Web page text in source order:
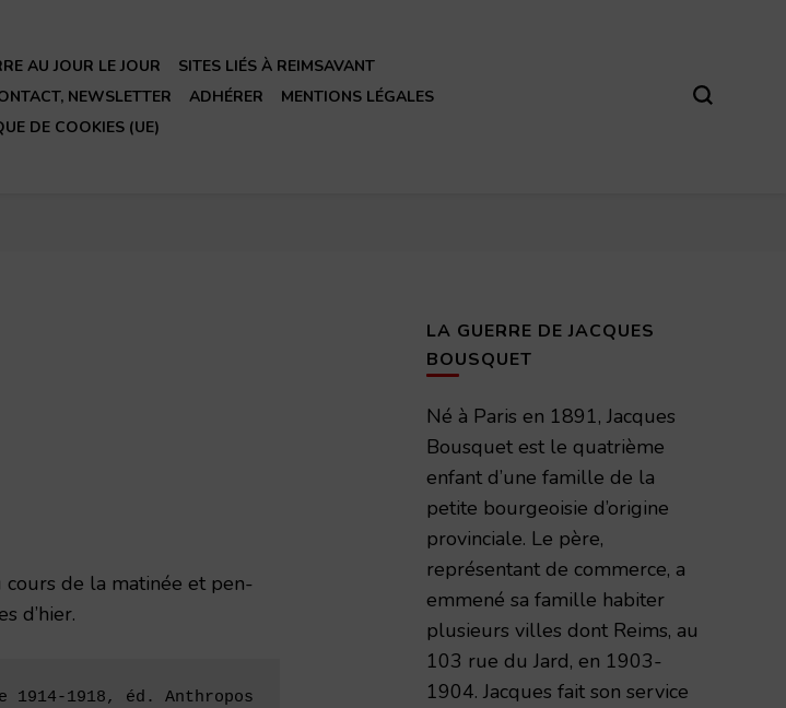
AU JOUR LE JOUR
SITES LIÉS À REIMSAVANT
NEWSLETTER ADHÉRER
MENTIONS LÉGALES
DE COOKIES (UE)
cours de la matinée et pen­
d’hier.
1914-1918, éd. Anthropos
LA GUERRE DE JACQUES
BOUSQUET
Né à Paris en 1891, Jacques
Bousquet est le quatrième
enfant d’une famille de la
petite bourgeoisie d’origine
provinciale. Le père,
représentant de commerce, a
emmené sa famille habiter
plusieurs villes dont Reims, au
103 rue du Jard, en 1903-
1904. Jacques fait son service